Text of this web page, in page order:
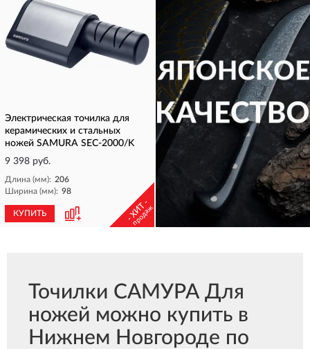
Электрическая точилка для
керамических и стальных
ножей SAMURA SEC-2000/K
9 398 руб.
Длина (мм): 206
Ширина (мм): 98
КУПИТЬ - ХИТ -
продаж
Точилки САМУРА Для
ножей можно купить в
Нижнем Новгороде по